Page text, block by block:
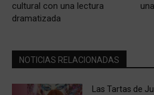
cultural con una lectura
dramatizada
NOTICIAS RELACIONADAS
Las Tartas de